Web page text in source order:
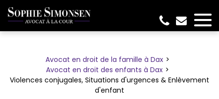
Avocat en droit de la famille à Dax
Avocat en droit des enfants à Dax
Violences conjugales, Situations d'urgences & Enlèvement
d'enfant
Panneau de gestion des cookies